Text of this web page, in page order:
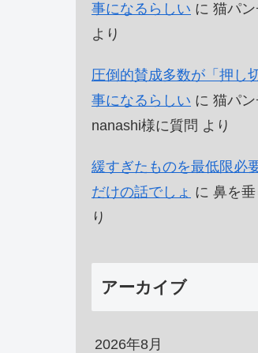
事になるらしい に 猫パ
より
圧倒的賛成多数が「押し
事になるらしい に 猫パン
nanashi様に質問 より
緩すぎたものを最低限必
だけの話でしょ に 鼻を
り
アーカイブ
2026年8月